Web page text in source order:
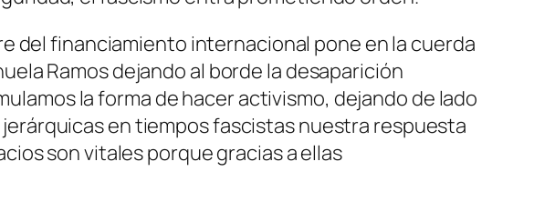
del financiamiento internacional pone en la cuerda
Ramos dejando al borde la desaparición
la forma de hacer activismo, dejando de lado
en tiempos fascistas nuestra respuesta
son vitales porque gracias a ellas